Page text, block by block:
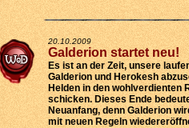
20.10.2009
Galderion startet neu!
Es ist an der Zeit, unsere
Galderion und Herokesh
Helden in den wohlverdienten
schicken. Dieses Ende
Neuanfang, denn Galderion
mit neuen Regeln